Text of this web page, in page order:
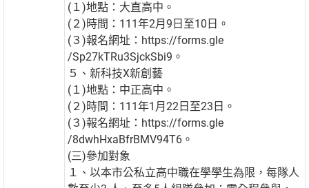
(１)地點：大直高中。
(２)時間：111年2月9日至10日。
(３)報名網址：https://forms.gle
/Sp27kTRu3SjckSbi9。
５、新科技X新創藝
(１)地點：中正高中。
(２)時間：111年1月22日至23日。
(３)報名網址：https://forms.gle
/8dwhHxaBfrBMV94T6。
(三)參加對象
１、以本市公私立高中職在學學生為限，每隊人